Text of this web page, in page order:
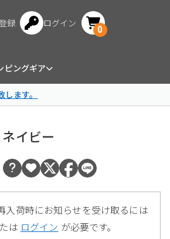
録 ログイン
0
ピングギア
ます。
イビー
入荷時にお知らせを受け取るには
は ログイン が必要です。